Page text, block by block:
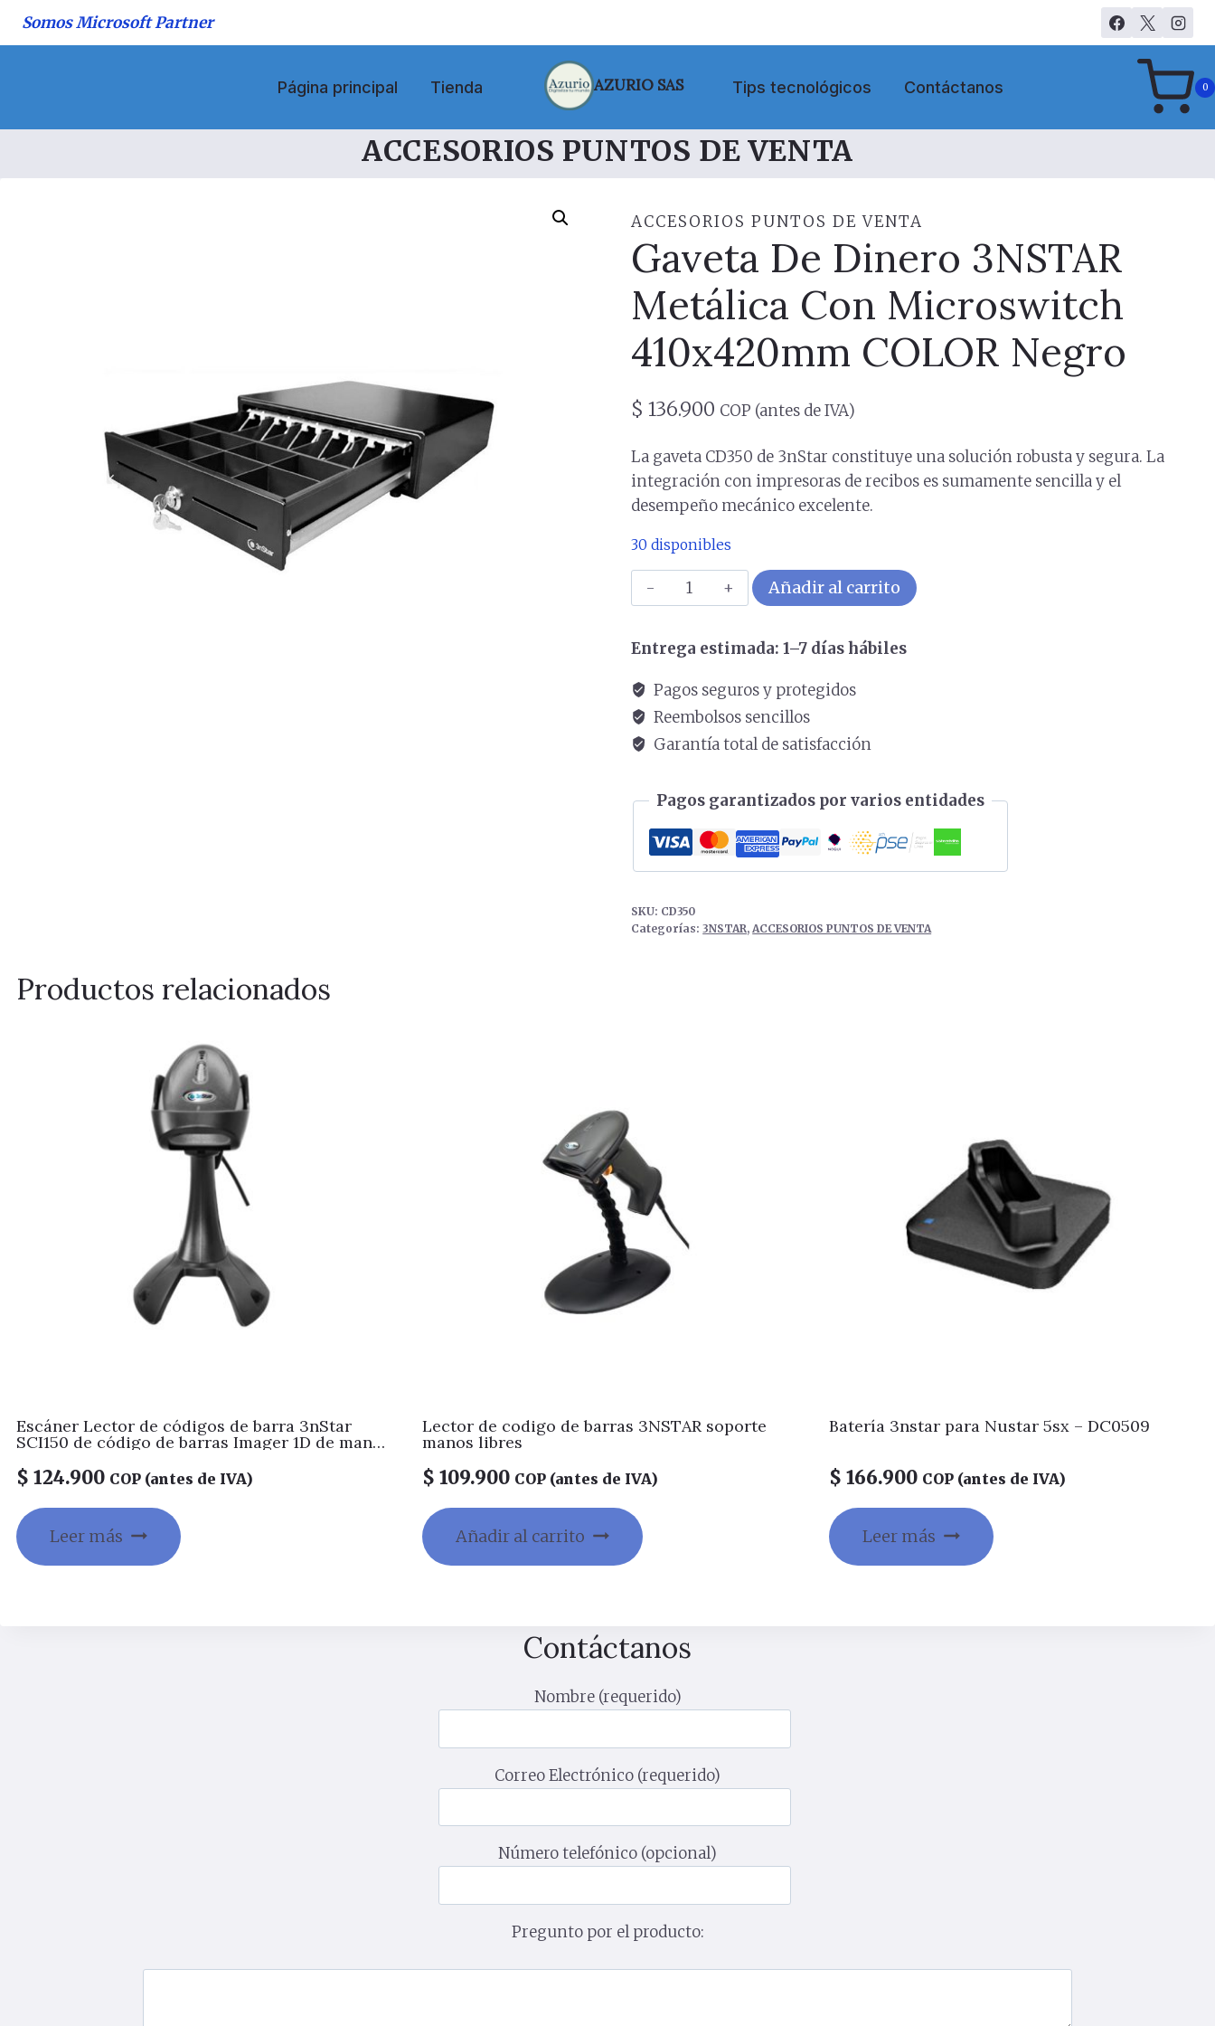
Somos Microsoft Partner
Página principal Tienda AZURIO SAS Tips tecnológicos Contáctanos 0
ACCESORIOS PUNTOS DE VENTA
ACCESORIOS PUNTOS DE VENTA
Gaveta De Dinero 3NSTAR
Metálica Con Microswitch
410x420mm COLOR Negro
$ 136.900 COP (antes de IVA)
La gaveta CD350 de 3nStar constituye una solución robusta y segura. La
integración con impresoras de recibos es sumamente sencilla y el
desempeño mecánico excelente.
30 disponibles
Gaveta
De
3NSTAR
Con
Microswitch
410x420mm
Negro
cantidad
Añadir al carrito
Entrega estimada: 1–7 días hábiles
Pagos seguros y protegidos
Reembolsos sencillos
Garantía total de satisfacción
Pagos garantizados por varios entidades
SKU: CD350
Categorías:3NSTAR,ACCESORIOS PUNTOS DE VENTA
Productos relacionados
Escáner Lector de códigos de barra 3nStar
SCI150 de código de barras Imager 1D de mano
por segundo
$ 124.900 COP (antes de IVA)
Leer más
Lector de codigo de barras 3NSTAR soporte
manos libres
$ 109.900 COP (antes de IVA)
Añadir al carrito
Batería 3nstar para Nustar 5sx – DC0509
$ 166.900 COP (antes de IVA)
Leer más
Contáctanos
Nombre (requerido)
Correo Electrónico (requerido)
Número telefónico (opcional)
Pregunto por el producto: